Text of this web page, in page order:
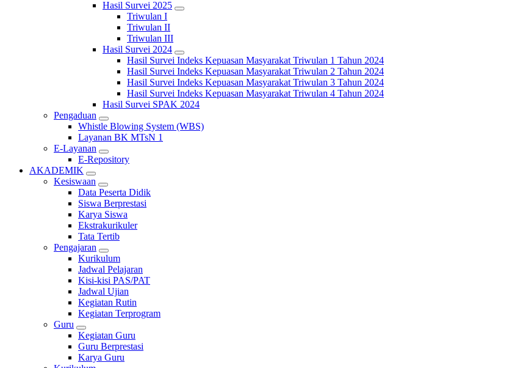
Hasil Survei 2025
Triwulan I
Triwulan II
Triwulan III
Hasil Survei 2024
Hasil Survei Indeks Kepuasan Masyarakat Triwulan 1 Tahun 2024
Hasil Survei Indeks Kepuasan Masyarakat Triwulan 2 Tahun 2024
Hasil Survei Indeks Kepuasan Masyarakat Triwulan 3 Tahun 2024
Hasil Survei Indeks Kepuasan Masyarakat Triwulan 4 Tahun 2024
Hasil Survei SPAK 2024
Pengaduan
Whistle Blowing System (WBS)
Layanan BK MTsN 1
E-Layanan
E-Repository
AKADEMIK
Kesiswaan
Data Peserta Didik
Siswa Berprestasi
Karya Siswa
Ekstrakurikuler
Tata Tertib
Pengajaran
Kurikulum
Jadwal Pelajaran
Kisi-kisi PAS/PAT
Jadwal Ujian
Kegiatan Rutin
Kegiatan Terprogram
Guru
Kegiatan Guru
Guru Berprestasi
Karya Guru